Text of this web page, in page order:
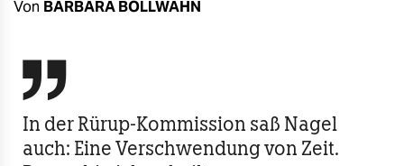
sport
berlin
nord
wahrheit
Von BARBARA BOLLWAHN

In der Rürup-Kommission saß Nagel
auch: Eine Verschwendung von Zeit.